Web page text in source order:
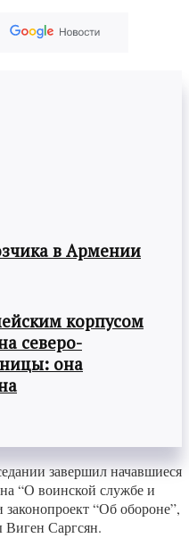
в Армении
корпусом
северо-
она
завершил начавшиеся
“О воинской службе и
“Об обороне”,
Виген Саргсян.